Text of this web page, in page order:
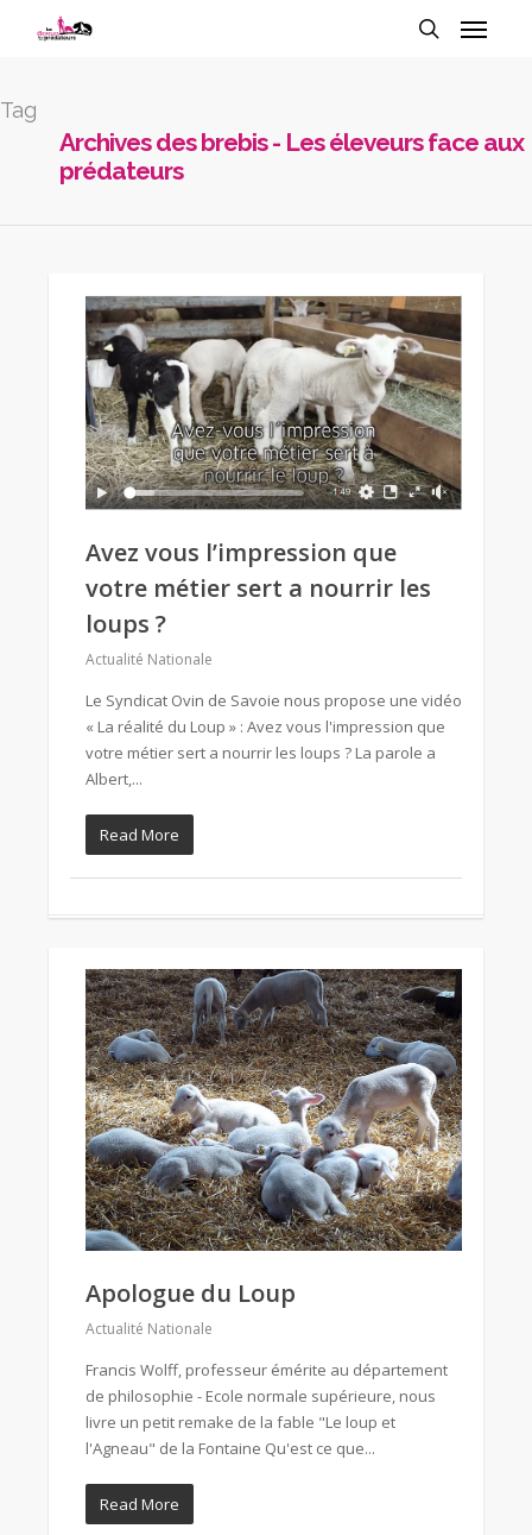
Tag
Archives des brebis - Les éleveurs face aux
prédateurs
Avez vous l’impression que
votre métier sert a nourrir les
loups ?
Actualité Nationale
Le Syndicat Ovin de Savoie nous propose une vidéo
« La réalité du Loup » : Avez vous l'impression que
votre métier sert a nourrir les loups ? La parole a
Albert,...
Read More
Apologue du Loup
Actualité Nationale
Francis Wolff, professeur émérite au département
de philosophie - Ecole normale supérieure, nous
livre un petit remake de la fable "Le loup et
l'Agneau" de la Fontaine Qu'est ce que...
Read More